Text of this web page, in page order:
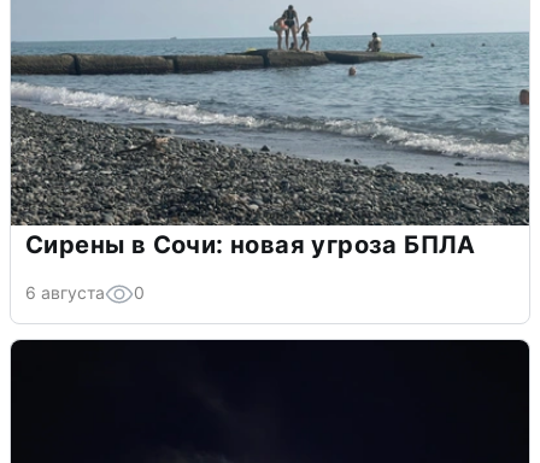
Сирены в Сочи: новая угроза БПЛА
6 августа 0